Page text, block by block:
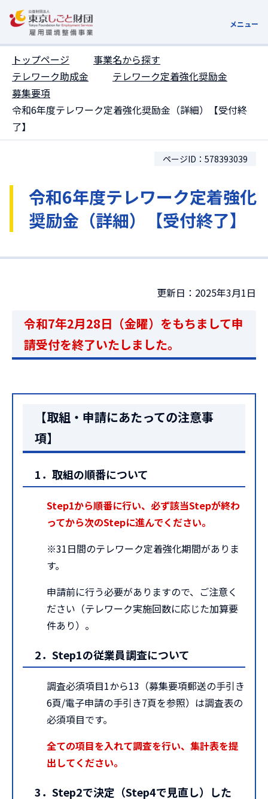
ここがページトップです
メニュー
トップページ
事業名から探す
テレワーク助成金
テレワーク定着強化奨励金
募集要項
令和6年度テレワーク定着強化奨励金（詳細）【受付終
了】
ページID：578393039
令和6年度テレワーク定着強化
奨励金（詳細）【受付終了】
更新日：2025年3月1日
令和7年2月28日（金曜）をもちまして申
請受付を終了いたしました。
【取組・申請にあたっての注意事
項】
1．取組の順番について
Step1から順番に行い、必ず該当Stepが終わ
ってから次のStepに進んでください。
※31日間のテレワーク定着強化期間がありま
す。
申請前に行う必要がありますので、ご注意く
ださい（テレワーク実施回数に応じた加算要
件あり）。
2．Step1の従業員調査について
調査必須項目1から13（募集要項郵送の手引き
6頁/電子申請の手引き7頁を参照）は調査表の
必須項目です。
全ての項目を入れて調査を行い、集計表を提
出してください。
3．Step2で決定（Step4で見直し）した